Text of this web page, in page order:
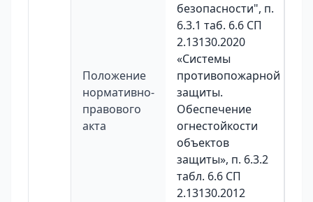
Положение
нормативно-
правового
акта
безопасности", п.
6.3.1 таб. 6.6 СП
2.13130.2020
«Системы
противопожарной
защиты.
Обеспечение
огнестойкости
объектов
защиты», п. 6.3.2
табл. 6.6 СП
2.13130.2012